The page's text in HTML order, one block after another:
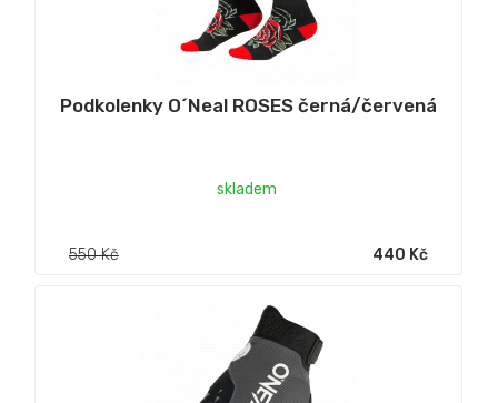
Podkolenky O´Neal ROSES černá/červená
skladem
550 Kč 440 Kč